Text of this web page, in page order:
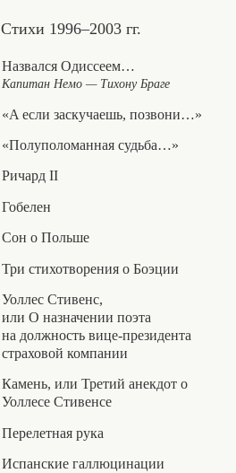
Стихи 1996–2003 гг.
Назвался Одиссеем…
Капитан Немо — Тихону Браге
«A если заскучаешь, позвони…»
«Полуполоманная судьба…»
Ричард II
Гобелен
Сон о Польше
Три стихотворения о Боэции
Уоллес Стивенс,
или О назначении поэта
на должность вице-президента
страховой компании
Камень, или Третий анекдот о
Уоллесе Стивенсе
Перелетная рука
Испанские галлюцинации